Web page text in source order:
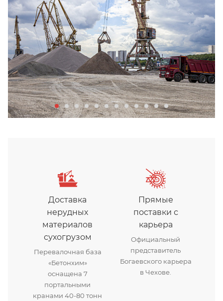
Доставка
нерудных
материалов
сухогрузом
Перевалочная база
«Бетонхим»
оснащена 7
портальными
кранами 40-80 тонн
Прямые
поставки с
карьера
Официальный
представитель
Богаевского карьера
в Чехове.